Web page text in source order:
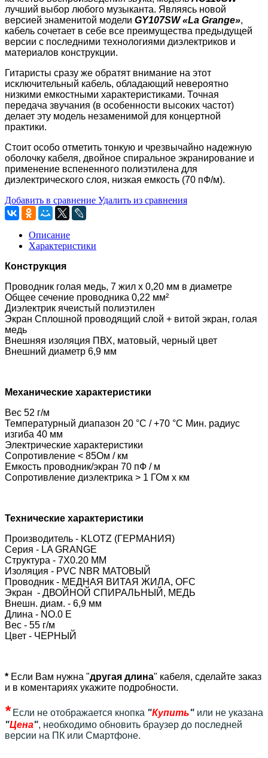
лучший выбор любого музыканта. Являясь новой
версией знаменитой модели GY107SW «La Grange»,
кабель сочетает в себе все преимущества предыдущей
версии с последними технологиями диэлектриков и
материалов конструкции.
Гитаристы сразу же обратят внимание на этот
исключительный кабель, обладающий невероятно
низкими емкостными характеристиками. Точная
передача звучания (в особенности высоких частот)
делает эту модель незаменимой для концертной
практики.
Стоит особо отметить тонкую и чрезвычайно надежную
оболочку кабеля, двойное спиральное экранирование и
применение вспененного полиэтилена для
диэлектрического слоя, низкая емкость (70 пФ/м).
Добавить в сравнение Удалить из сравнения
Описание
Характеристики
Конструкция
Проводник голая медь, 7 жил x 0,20 мм в диаметре
Общее сечение проводника 0,22 мм²
Диэлектрик ячеистый полиэтилен
Экран Сплошной проводящий слой + витой экран, голая
медь
Внешняя изоляция ПВХ, матовый, черный цвет
Внешний диаметр 6,9 мм
Механические характеристики
Вес 52 г/м
Температурный диапазон 20 °C / +70 °C Мин. радиус
изгиба 40 мм
Электрические характеристики
Сопротивление < 85Ом / км
Емкость проводник/экран 70 пФ / м
Сопротивление диэлектрика > 1 ГОм х км
Технические характеристики
Производитель - KLOTZ (ГЕРМАНИЯ)
Серия - LA GRANGE
Структура - 7X0.20 ММ
Изоляция - PVC NBR МАТОВЫЙ
Проводник - МЕДНАЯ ВИТАЯ ЖИЛА, OFC
Экран - ДВОЙНОЙ СПИРАЛЬНЫЙ, МЕДЬ
Внешн. диам. - 6,9 мм
Длина - NO.0 E
Вес - 55 г/м
Цвет - ЧЕРНЫЙ
* Если Вам нужна "другая длина" кабеля, сделайте заказ
и в коментариях укажите подробности.
*Если не отображается кнопка "Купить" или не указана
"Цена", необходимо обновить браузер до последней
версии на ПК или Смартфоне.